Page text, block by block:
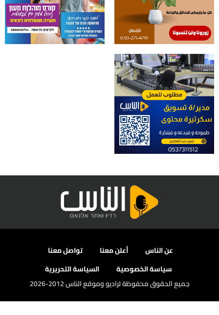
عن الناس أعلن معنا
تواصل معنا
سياسة الخصوصية
السياسة التحريرية
جميع الحقوق محفوظة لراديو وموقع الناس 2012-2026